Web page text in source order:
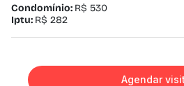
Condomínio: R$ 530
Iptu: R$ 282
Agendar